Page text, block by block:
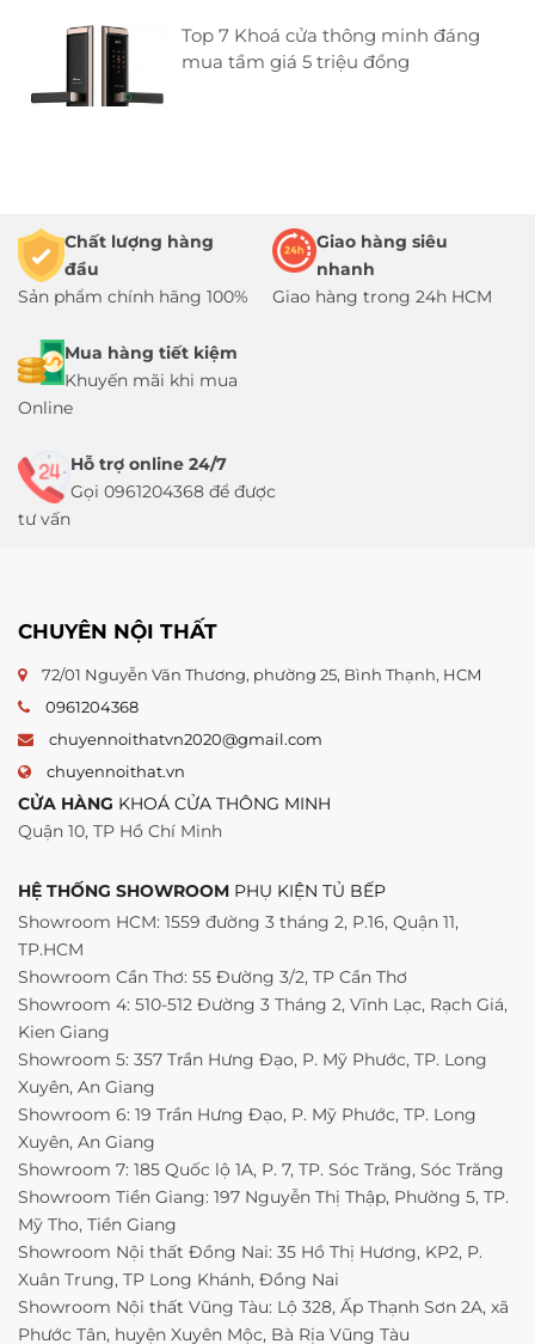
Top 7 Khoá cửa thông minh đáng
mua tầm giá 5 triệu đồng
Chất lượng hàng
đầu
Sản phẩm chính hãng 100%
Giao hàng siêu
nhanh
Giao hàng trong 24h HCM
Mua hàng tiết kiệm
Khuyến mãi khi mua
Online
Hỗ trợ online 24/7
Gọi 0961204368 để được
tư vấn
CHUYÊN NỘI THẤT
72/01 Nguyễn Văn Thương, phường 25, Bình Thạnh, HCM
0961204368
chuyennoithatvn2020@gmail.com
chuyennoithat.vn
CỬA HÀNG KHOÁ CỬA THÔNG MINH
Quận 10, TP Hồ Chí Minh
HỆ THỐNG SHOWROOM PHỤ KIỆN TỦ BẾP
Showroom HCM: 1559 đường 3 tháng 2, P.16, Quận 11,
TP.HCM
Showroom Cần Thơ: 55 Đường 3/2, TP Cần Thơ
Showroom 4: 510-512 Đường 3 Tháng 2, Vĩnh Lạc, Rạch Giá,
Kien Giang
Showroom 5: 357 Trần Hưng Đạo, P. Mỹ Phước, TP. Long
Xuyên, An Giang
Showroom 6: 19 Trần Hưng Đạo, P. Mỹ Phước, TP. Long
Xuyên, An Giang
Showroom 7: 185 Quốc lộ 1A, P. 7, TP. Sóc Trăng, Sóc Trăng
Showroom Tiền Giang: 197 Nguyễn Thị Thập, Phường 5, TP.
Mỹ Tho, Tiền Giang
Showroom Nội thất Đồng Nai: 35 Hồ Thị Hương, KP2, P.
Xuân Trung, TP Long Khánh, Đồng Nai
Showroom Nội thất Vũng Tàu: Lộ 328, Ấp Thạnh Sơn 2A, xã
Phước Tân, huyện Xuyên Mộc, Bà Rịa Vũng Tàu